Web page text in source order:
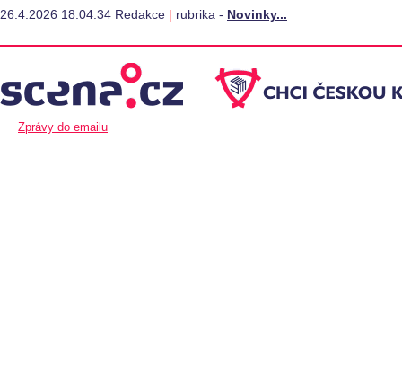
26.4.2026 18:04:34 Redakce | rubrika - Novinky...
Zprávy do emailu